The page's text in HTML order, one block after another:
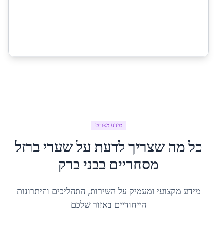
מידע מפורט
כל מה שצריך לדעת עלשערי ברזל
מסחריים בבני ברק
מידע מקצועי ומעמיק על השירות, התהליכים והיתרונות
הייחודיים באזור שלכם